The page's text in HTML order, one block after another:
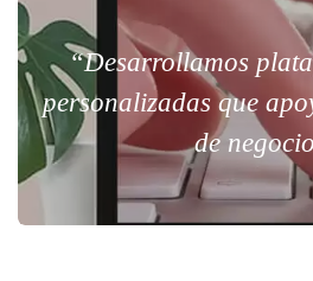
“Desarrollamos
personalizadas que
de